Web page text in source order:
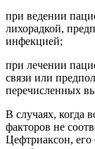
при ведении
лихорадкой,
инфекцией;
при лечении
связи или
перечисленных
В случаях, когда
факторов не
Цефтриаксон, его